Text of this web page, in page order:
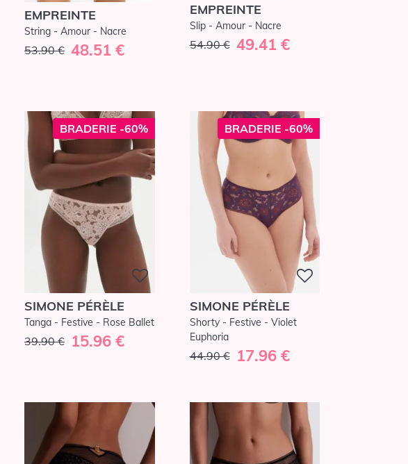
EMPREINTE
String - Amour - Nacre
53.90 € 48.51 €
EMPREINTE
Slip - Amour - Nacre
54.90 € 49.41 €
BRADERIE -60%
SIMONE PÉRÈLE
Tanga - Festive - Rose Ballet
39.90 € 15.96 €
BRADERIE -60%
SIMONE PÉRÈLE
Shorty - Festive - Violet
Euphoria
44.90 € 17.96 €